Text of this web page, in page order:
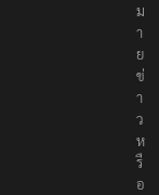
ม
า
ย
ข่
า
ว
ห
รื
อ